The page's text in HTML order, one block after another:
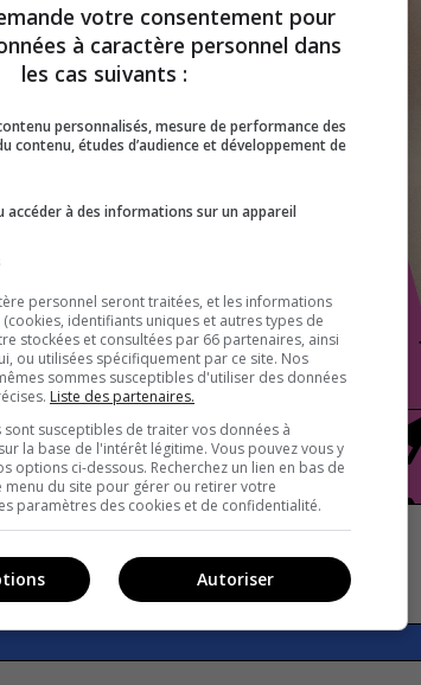
of Dune
True or false
votre consentement pour
à caractère personnel dans
les cas suivants :
personnalisés, mesure de performance des
contenu, études d’audience et développement de
à des informations sur un appareil
personnel seront traitées, et les informations
identifiants uniques et autres types de
stockées et consultées par 66 partenaires, ainsi
ou utilisées spécifiquement par ce site. Nos
sommes susceptibles d'utiliser des données
Liste des partenaires.
susceptibles de traiter vos données à
la base de l'intérêt légitime. Vous pouvez vous y
options ci-dessous. Recherchez un lien en bas de
menu du site pour gérer ou retirer votre
paramètres des cookies et de confidentialité.
Autoriser